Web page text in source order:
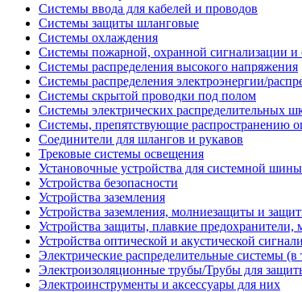
Системы ввода для кабелей и проводов
Системы защиты шланговые
Системы охлаждения
Системы пожарной, охранной сигнализации
Системы распределения высокого напряжения
Системы распределения электроэнергии/
Системы скрытой проводки под полом
Системы электрических распределительных
Системы, препятствующие распространению
Соединители для шлангов и рукавов
Трековые системы освещения
Установочные устройства для системной шины
Устройства безопасности
Устройства заземления
Устройства заземления, молниезащиты и
Устройства защиты, плавкие
Устройства оптической и акустической
Электрические распределительные системы
Электроизоляционные трубы/Трубы для
Электроинструменты и аксессуары для них